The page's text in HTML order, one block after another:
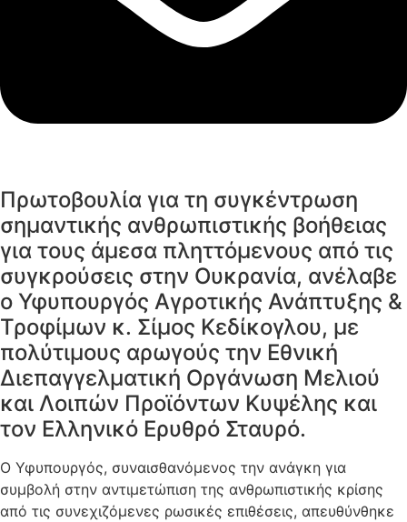
Πρωτοβουλία για τη συγκέντρωση
σημαντικής ανθρωπιστικής βοήθειας
για τους άμεσα πληττόμενους από τις
συγκρούσεις στην Ουκρανία, ανέλαβε
ο Υφυπουργός Αγροτικής Ανάπτυξης &
Τροφίμων κ. Σίμος Κεδίκογλου, με
πολύτιμους αρωγούς την Εθνική
Διεπαγγελματική Οργάνωση Μελιού
και Λοιπών Προϊόντων Κυψέλης και
τον Ελληνικό Ερυθρό Σταυρό.
Ο Υφυπουργός, συναισθανόμενος την ανάγκη για
συμβολή στην αντιμετώπιση της ανθρωπιστικής κρίσης
από τις συνεχιζόμενες ρωσικές επιθέσεις, απευθύνθηκε